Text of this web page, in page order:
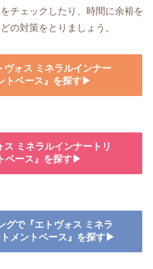
チェックしたり、時間に余裕を
の対策をとりましょう。
ォス ミネラルインナー
トベース』を探す▶
ス ミネラルインナートリ
ベース』を探す▶
グで『エトヴォス ミネラ
メントベース』を探す▶